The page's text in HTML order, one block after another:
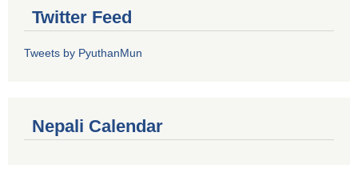
Twitter Feed
Tweets by PyuthanMun
Nepali Calendar